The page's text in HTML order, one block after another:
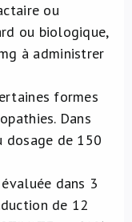
ou
ou biologique,
à administrer
formes
Dans
dosage de 150
dans 3
de 12